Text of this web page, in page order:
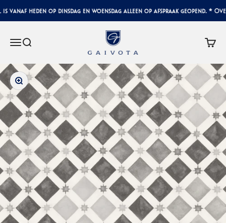
vanaf heden op dinsdag en woensdag alleen op afspraak geopend. *
MenuSearch
Gaivota Luxury Interiors
Cart
Zoom